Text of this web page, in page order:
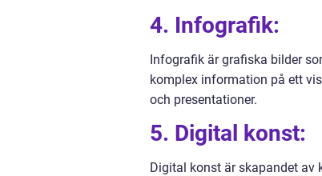
4. Infografik:
Infografik är grafiska bilder
komplex information på ett
och presentationer.
5. Digital konst:
Digital konst är skapandet av